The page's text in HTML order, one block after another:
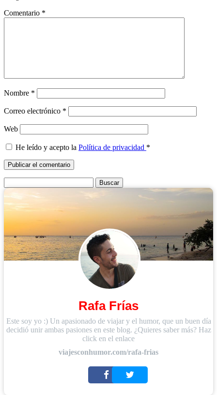
Comentario *
Nombre *
Correo electrónico *
Web
He leído y acepto la Política de privacidad *
Rafa Frías
Este soy yo :) Un apasionado de viajar y el humor, que un buen día
decidió unir ambas pasiones en este blog. ¿Quieres saber más? Haz
click en el enlace
viajesconhumor.com/rafa-frias